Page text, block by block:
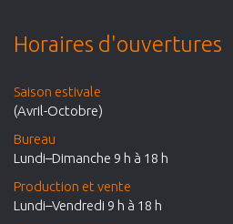
Horaires d'ouvertures
Saison estivale
(Avril-Octobre)
Bureau
Lundi–Dimanche 9 h à 18 h
Production et vente
Lundi–Vendredi 9 h à 18 h